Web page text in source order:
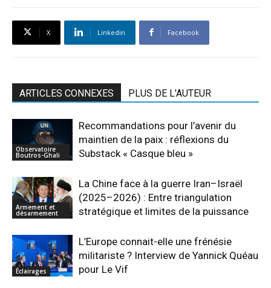
X Linkedin Facebook
ARTICLES CONNEXES PLUS DE L'AUTEUR
Observatoire
Boutros-Ghali
Recommandations pour l’avenir du
maintien de la paix : réflexions du
Substack « Casque bleu »
Armement et
désarmement
La Chine face à la guerre Iran–Israël
(2025–2026) : Entre triangulation
stratégique et limites de la puissance
Éclairages
L’Europe connait-elle une frénésie
militariste ? Interview de Yannick Quéau
pour Le Vif